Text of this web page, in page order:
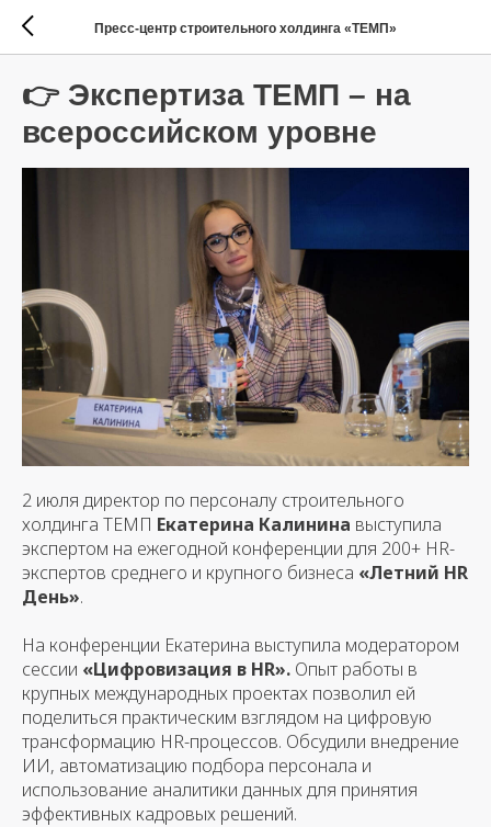
Пресс-центр строительного холдинга «ТЕМП»
👉 Экспертиза ТЕМП – на
всероссийском уровне
2 июля директор по персоналу строительного
холдинга ТЕМП Екатерина Калинина выступила
экспертом на ежегодной конференции для 200+ HR-
экспертов среднего и крупного бизнеса «Летний HR
День».
На конференции Екатерина выступила модератором
сессии «Цифровизация в HR». Опыт работы в
крупных международных проектах позволил ей
поделиться практическим взглядом на цифровую
трансформацию HR-процессов. Обсудили внедрение
ИИ, автоматизацию подбора персонала и
использование аналитики данных для принятия
эффективных кадровых решений.